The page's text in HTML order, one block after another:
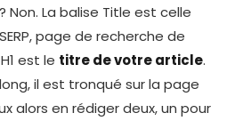
Non. La balise Title est celle
page de recherche de
est le titre de votre article.
il est tronqué sur la page
alors en rédiger deux, un pour